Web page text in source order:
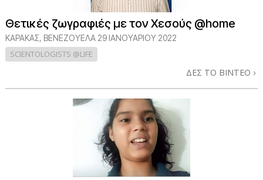
Θετικές ζωγραφιές με τον Χεσούς @home
ΚΑΡΆΚΑΣ, ΒΕΝΕΖΟΥΈΛΑ 29 ΙΑΝΟΥΑΡΙΟΥ 2022
SCIENTOLOGISTS @LIFE
ΔΕΣ ΤΟ ΒΙΝΤΕΟ